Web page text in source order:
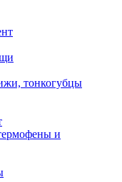
тонкогубцы
и